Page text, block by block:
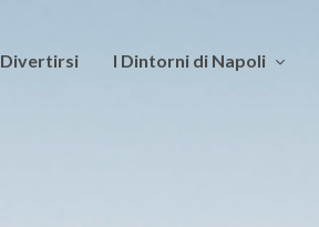
Divertirsi I Dintorni di Napoli